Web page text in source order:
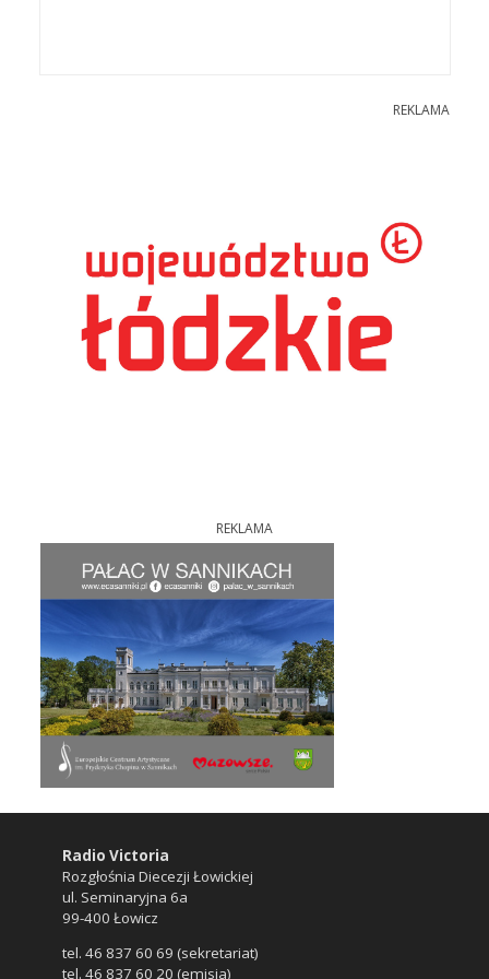
REKLAMA
REKLAMA
Radio Victoria
Rozgłośnia Diecezji Łowickiej
ul. Seminaryjna 6a
99-400 Łowicz
tel. 46 837 60 69 (sekretariat)
tel. 46 837 60 20 (emisja)